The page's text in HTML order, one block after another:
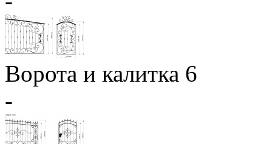
Ворота и калитка 6
-